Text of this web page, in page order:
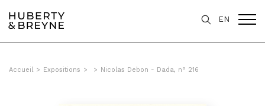
EN
Accueil > Expositions > > Nicolas Debon - Dada, n° 216